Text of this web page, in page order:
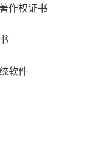
作权证书
软件